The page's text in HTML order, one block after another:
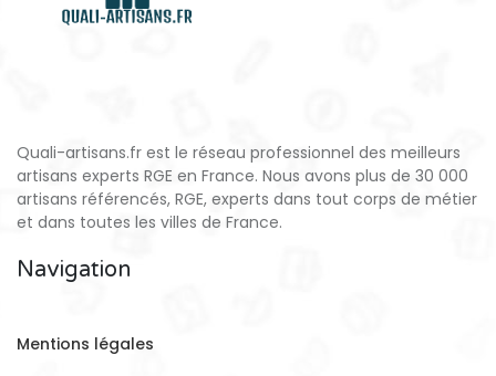
Quali-artisans.fr est le réseau professionnel des meilleurs
artisans experts RGE en France. Nous avons plus de 30 000
artisans référencés, RGE, experts dans tout corps de métier
et dans toutes les villes de France.
Navigation
Mentions légales